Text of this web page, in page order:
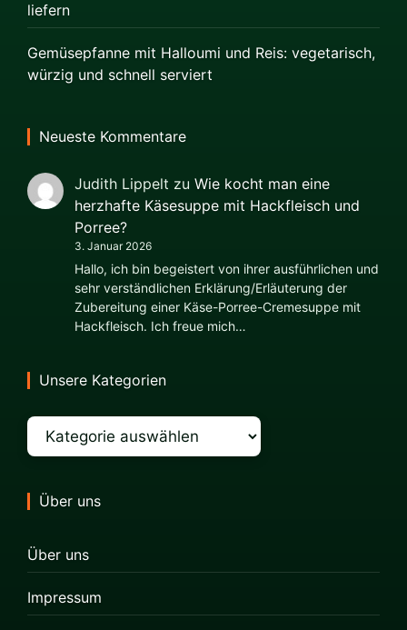
liefern
Gemüsepfanne mit Halloumi und Reis: vegetarisch,
würzig und schnell serviert
Neueste Kommentare
Judith Lippelt zu Wie kocht man eine
herzhafte Käsesuppe mit Hackfleisch und
Porree?
3. Januar 2026
Hallo, ich bin begeistert von ihrer ausführlichen und
sehr verständlichen Erklärung/Erläuterung der
Zubereitung einer Käse-Porree-Cremesuppe mit
Hackfleisch. Ich freue mich…
Unsere Kategorien
Kategorien
Über uns
Über uns
Impressum